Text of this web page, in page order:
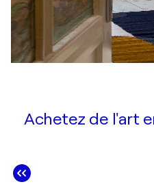
Achetez de l'art